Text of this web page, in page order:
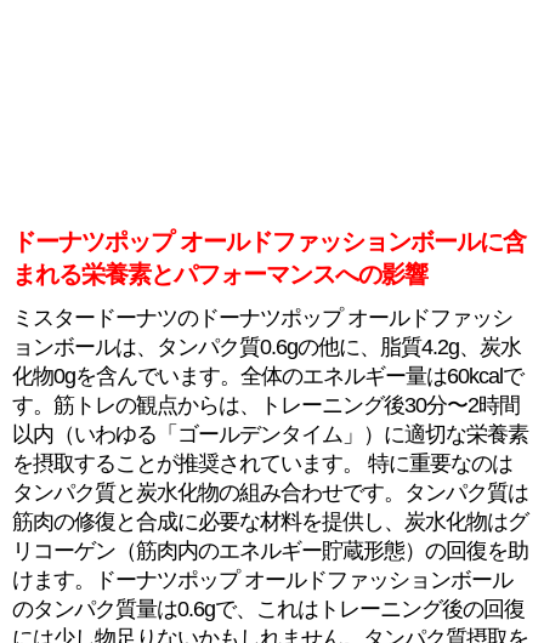
ドーナツポップ オールドファッションボールに含
まれる栄養素とパフォーマンスへの影響
ミスタードーナツのドーナツポップ オールドファッシ
ョンボールは、タンパク質0.6gの他に、脂質4.2g、炭水
化物0gを含んでいます。全体のエネルギー量は60kcalで
す。筋トレの観点からは、トレーニング後30分〜2時間
以内（いわゆる「ゴールデンタイム」）に適切な栄養素
を摂取することが推奨されています。 特に重要なのは
タンパク質と炭水化物の組み合わせです。タンパク質は
筋肉の修復と合成に必要な材料を提供し、炭水化物はグ
リコーゲン（筋肉内のエネルギー貯蔵形態）の回復を助
けます。ドーナツポップ オールドファッションボール
のタンパク質量は0.6gで、これはトレーニング後の回復
には少し物足りないかもしれません。タンパク質摂取を